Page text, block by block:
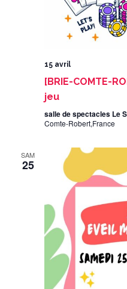
15 avril
[BRIE-COMTE-
jeu
salle de spectacles Le
Comte-Robert,France
SAM
25